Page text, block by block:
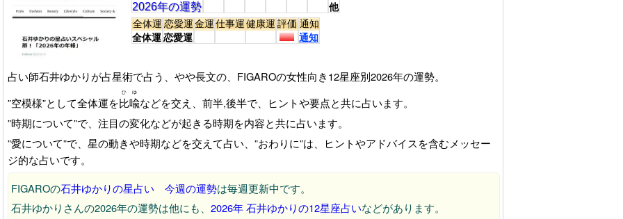
2026年の運勢
他
全体運
全体運
恋愛運
恋愛運
金運仕事運健康運評価 通知
通知
占い師石井ゆかりが占星術で占う、やや長文の、FIGAROの女性向き12星座別2026年の運勢。
”空模様”として全体運を比喩
ひゆ
などを交え、前半,後半で、ヒントや要点と共に占います。
”時期について”で、注目の変化などが起きる時期を内容と共に占います。
”愛について”で、星の動きや時期などを交えて占い、”おわりに”は、ヒントやアドバイスを含むメッセー
ジ的な占いです。
FIGAROの石井ゆかりの星占い 今週の運勢は毎週更新中です。
石井ゆかりさんの2026年の運勢は他にも、 2026年 石井ゆかりの12星座占いなどがあります。